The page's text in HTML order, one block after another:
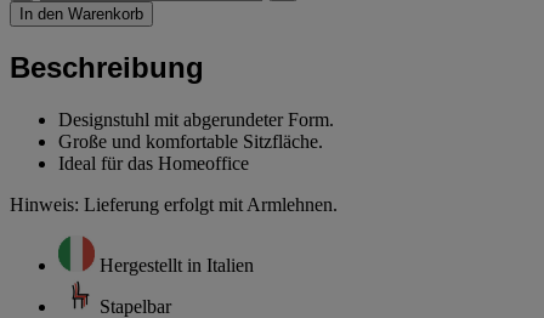
In den Warenkorb
Beschreibung
Designstuhl mit abgerundeter Form.
Große und komfortable Sitzfläche.
Ideal für das Homeoffice
Hinweis: Lieferung erfolgt mit Armlehnen.
Hergestellt in Italien
Stapelbar